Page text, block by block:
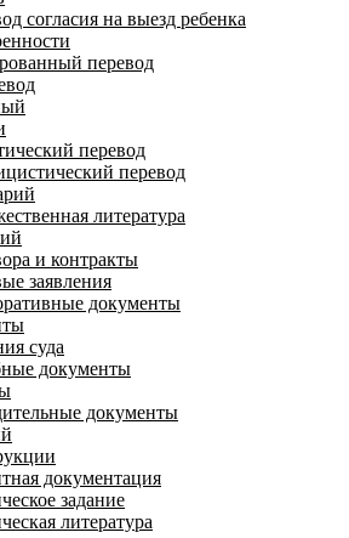
согласия на выезд ребенка
перевод
перевод
перевод
литература
и контракты
заявления
документы
суда
документы
документы
документация
задание
литература